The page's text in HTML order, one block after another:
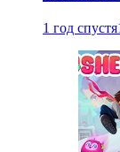
1 год спустя